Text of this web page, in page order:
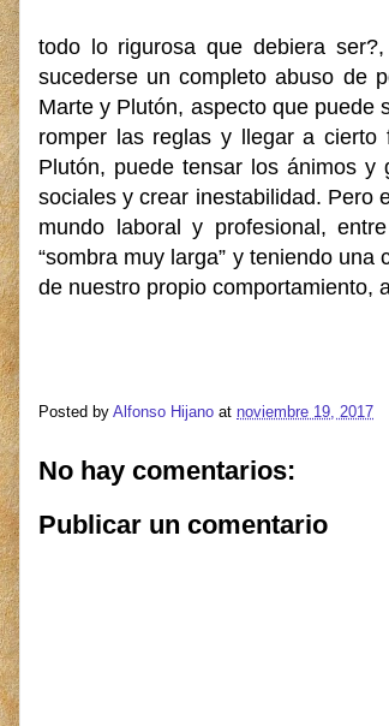
todo lo rigurosa que debiera
sucederse un completo abuso de
Marte y Plutón, aspecto que puede
romper las reglas y llegar a cierto
Plutón, puede tensar los ánimos
sociales y crear inestabilidad. Pero
mundo laboral y profesional,
“sombra muy larga” y teniendo
de nuestro propio comportamiento,
Posted by Alfonso Hijano at noviembre 19, 2017
No hay comentarios:
Publicar un comentario